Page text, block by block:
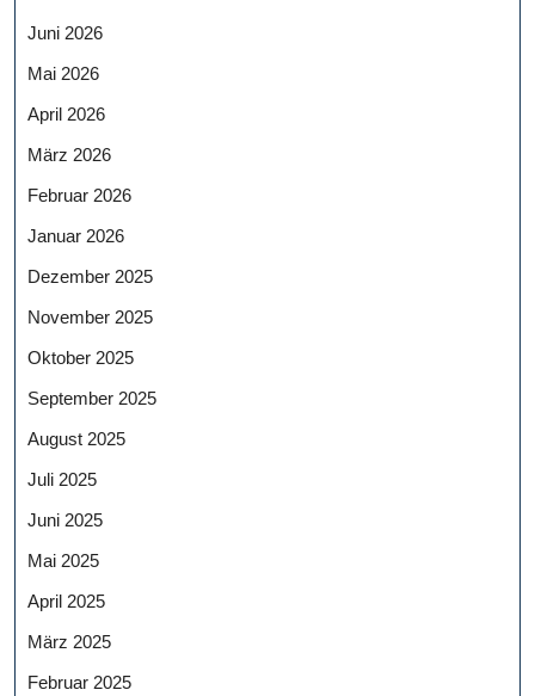
Juni 2026
Mai 2026
April 2026
März 2026
Februar 2026
Januar 2026
Dezember 2025
November 2025
Oktober 2025
September 2025
August 2025
Juli 2025
Juni 2025
Mai 2025
April 2025
März 2025
Februar 2025